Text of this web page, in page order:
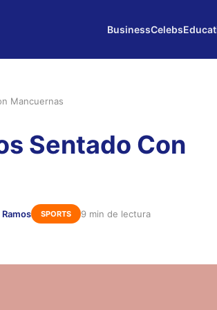
BusinessCelebs
Mancuernas
Sentado Con
SPORTS 9 min de lectura